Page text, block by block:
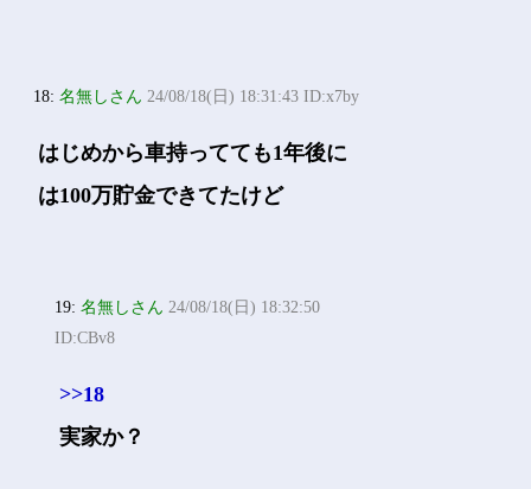
18:名無しさん 24/08/18(日) 18:31:43 ID:x7by
はじめから車持ってても1年後に
は100万貯金できてたけど
19:名無しさん 24/08/18(日) 18:32:50
ID:CBv8
>>18
実家か？